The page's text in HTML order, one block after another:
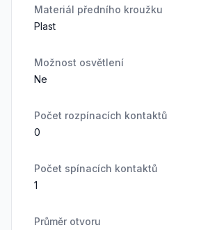
Materiál předního kroužku
Plast
Možnost osvětlení
Ne
Počet rozpínacích kontaktů
0
Počet spínacích kontaktů
1
Průměr otvoru